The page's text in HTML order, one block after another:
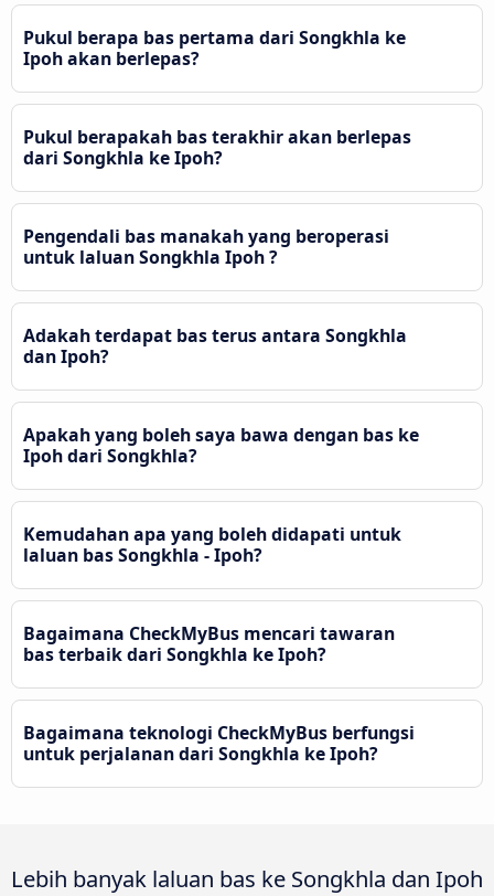
Pukul berapa bas pertama dari Songkhla ke
Ipoh akan berlepas?
Pukul berapakah bas terakhir akan berlepas
dari Songkhla ke Ipoh?
Pengendali bas manakah yang beroperasi
untuk laluan Songkhla Ipoh ?
Adakah terdapat bas terus antara Songkhla
dan Ipoh?
Apakah yang boleh saya bawa dengan bas ke
Ipoh dari Songkhla?
Kemudahan apa yang boleh didapati untuk
laluan bas Songkhla - Ipoh?
Bagaimana CheckMyBus mencari tawaran
bas terbaik dari Songkhla ke Ipoh?
Bagaimana teknologi CheckMyBus berfungsi
untuk perjalanan dari Songkhla ke Ipoh?
Lebih banyak laluan bas ke Songkhla dan Ipoh